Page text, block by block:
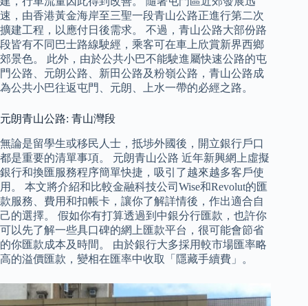
速，由香港黃金海岸至三聖一段青山公路正進行第二次
擴建工程，以應付日後需求。 不過，青山公路大部份路
段皆有不同巴士路線駛經，乘客可在車上欣賞新界西鄉
郊景色。 此外，由於公共小巴不能駛進屬快速公路的屯
門公路、元朗公路、新田公路及粉嶺公路，青山公路成
為公共小巴往返屯門、元朗、上水一帶的必經之路。
元朗青山公路: 青山灣段
無論是留學生或移民人士，抵埗外國後，開立銀行戶口
都是重要的清單事項。 元朗青山公路 近年新興網上虛擬
銀行和換匯服務程序簡單快捷，吸引了越來越多客戶使
用。 本文將介紹和比較金融科技公司Wise和Revolut的匯
款服務、費用和扣帳卡，讓你了解詳情後，作出適合自
己的選擇。 假如你有打算透過到中銀分行匯款，也許你
可以先了解一些具口碑的網上匯款平台，很可能會節省
的你匯款成本及時間。 由於銀行大多採用較市場匯率略
高的溢價匯款，變相在匯率中收取「隱藏手續費」。